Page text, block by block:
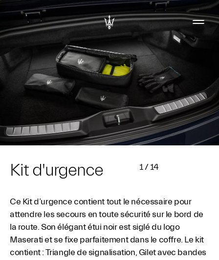
Kit d'urgence 1/14
Ce Kit d’urgence contient tout le nécessaire pour
attendre les secours en toute sécurité sur le bord de
la route. Son élégant étui noir est siglé du logo
Maserati et se fixe parfaitement dans le coffre. Le kit
contient : Triangle de signalisation, Gilet avec bandes